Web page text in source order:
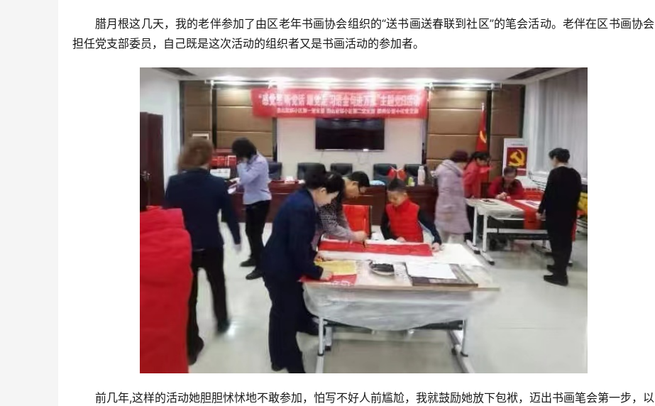
腊月根这几天，我的老伴参加了由区老年书画协会组织的“送书画送春联到社区”的笔会活动。老伴在区书画协会
担任党支部委员，自己既是这次活动的组织者又是书画活动的参加者。
前几年,这样的活动她胆胆怵怵地不敢参加，怕写不好人前尴尬，我就鼓励她放下包袱，迈出书画笔会第一步，以